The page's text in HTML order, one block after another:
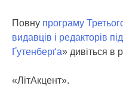
Повну програму
видавців і редакторів
Ґутенберґа» дивіться в
«ЛітАкцент».